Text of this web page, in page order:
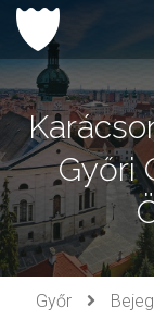
Ugrás
tartalomhoz
Győri
Győr